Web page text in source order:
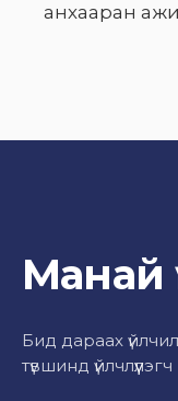
анхааран
Манай
Бид дараах
түвшинд